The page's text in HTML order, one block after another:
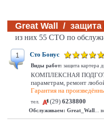
Great Wall / защита
из них 55 СТО по
1 Сто Бонус
Виды работ: защита картера
КОМПЛЕКСНАЯ
параметрам, ремонт
Гарантия на
тел. (29) 6238800
Обслуживаем: Great_Wall ...